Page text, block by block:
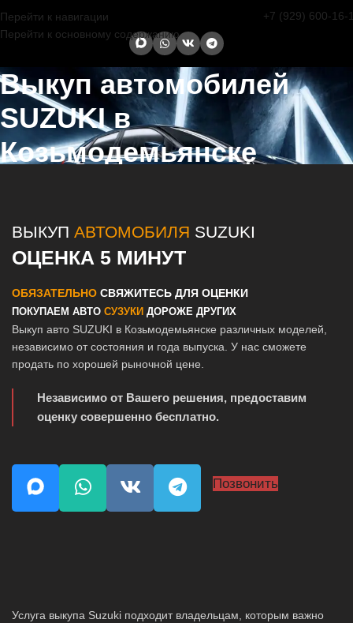
Перейти к навигации
Перейти к основному содержанию
+7 (929) 600-16-
Выкуп автомобилей
SUZUKI в
Козьмодемьянске
ВЫКУП АВТОМОБИЛЯ SUZUKI
ОЦЕНКА 5 МИНУТ
ОБЯЗАТЕЛЬНО СВЯЖИТЕСЬ ДЛЯ ОЦЕНКИ
ПОКУПАЕМ АВТО СУЗУКИ ДОРОЖЕ ДРУГИХ
Выкуп авто SUZUKI в Козьмодемьянске различных моделей,
независимо от состояния и года выпуска. У нас сможете
продать по хорошей рыночной цене.
Независимо от Вашего решения, предоставим
оценку совершенно бесплатно.
Позвонить
Услуга выкупа Suzuki подходит владельцам, которым важно